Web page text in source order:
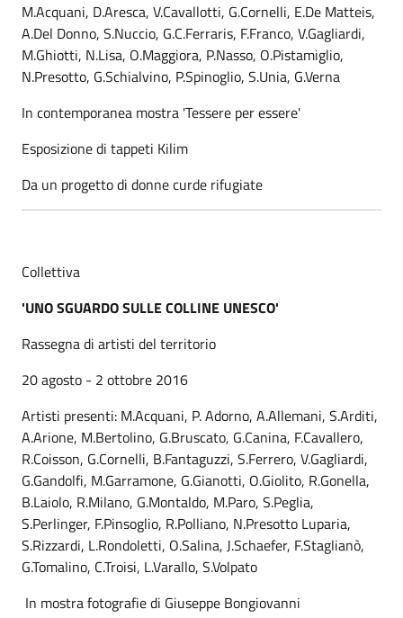
M.Acquani, D.Aresca, V.Cavallotti, G.Cornelli, E.De Matteis,
A.Del Donno, S.Nuccio, G.C.Ferraris, F.Franco, V.Gagliardi,
M.Ghiotti, N.Lisa, O.Maggiora, P.Nasso, O.Pistamiglio,
N.Presotto, G.Schialvino, P.Spinoglio, S.Unia, G.Verna
In contemporanea mostra 'Tessere per essere'
Esposizione di tappeti Kilim
Da un progetto di donne curde rifugiate
Collettiva
'UNO SGUARDO SULLE COLLINE UNESCO'
Rassegna di artisti del territorio
20 agosto - 2 ottobre 2016
Artisti presenti: M.Acquani, P. Adorno, A.Allemani, S.Arditi,
A.Arione, M.Bertolino, G.Bruscato, G.Canina, F.Cavallero,
R.Coisson, G.Cornelli, B.Fantaguzzi, S.Ferrero, V.Gagliardi,
G.Gandolfi, M.Garramone, G.Gianotti, O.Giolito, R.Gonella,
B.Laiolo, R.Milano, G.Montaldo, M.Paro, S.Peglia,
S.Perlinger, F.Pinsoglio, R.Polliano, N.Presotto Luparia,
S.Rizzardi, L.Rondoletti, O.Salina, J.Schaefer, F.Staglianò,
G.Tomalino, C.Troisi, L.Varallo, S.Volpato
In mostra fotografie di Giuseppe Bongiovanni